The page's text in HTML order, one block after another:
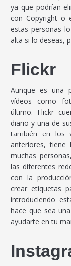
ya que podrían
con Copyright o
estas personas
alta si lo deseas,
Flickr
Aunque es una
vídeos como
último. Flickr
diario y una de
también en los
anteriores, tiene
muchas
las diferentes
con la
crear etiquetas
introduciendo
hace que sea
ayudarte en tu